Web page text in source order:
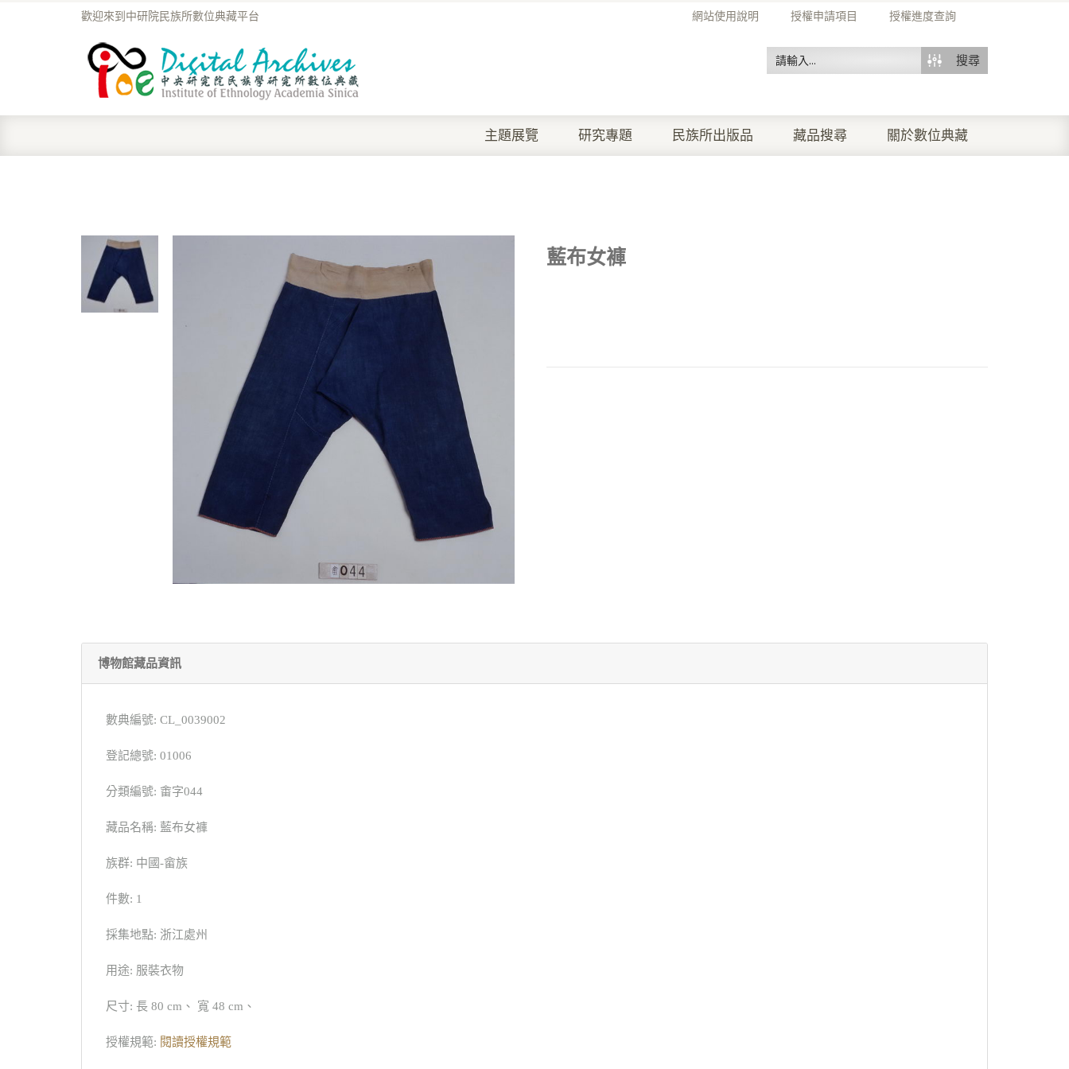
網站使用說明 授權申請項目 授權進度查詢
歡迎來到中研院民族所數位典藏平台
搜尋
主題展覽 研究專題 民族所出版品 藏品搜尋 關於數位典藏
藍布女褲
博物館藏品資訊
數典編號: CL_0039002
登記總號: 01006
分類編號: 畬字044
藏品名稱: 藍布女褲
族群: 中國-畲族
件數: 1
採集地點: 浙江處州
用途: 服裝衣物
尺寸: 長 80 cm、 寬 48 cm、
授權規範: 閱讀授權規範